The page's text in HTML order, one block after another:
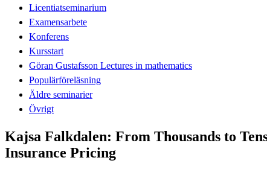
Licentiatseminarium
Examensarbete
Konferens
Kursstart
Göran Gustafsson Lectures in mathematics
Populärföreläsning
Äldre seminarier
Övrigt
Kajsa Falkdalen: From Thousands to
Insurance Pricing